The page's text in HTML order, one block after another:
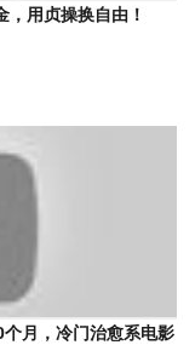
，用贞操换自由！
个月，冷门治愈系电影